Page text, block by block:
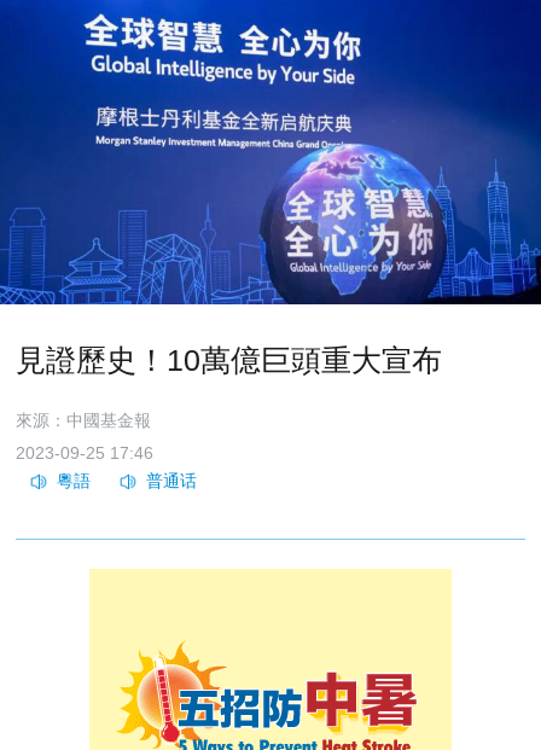
見證歷史！10萬億巨頭重大宣布
來源：中國基金報
2023-09-25 17:46